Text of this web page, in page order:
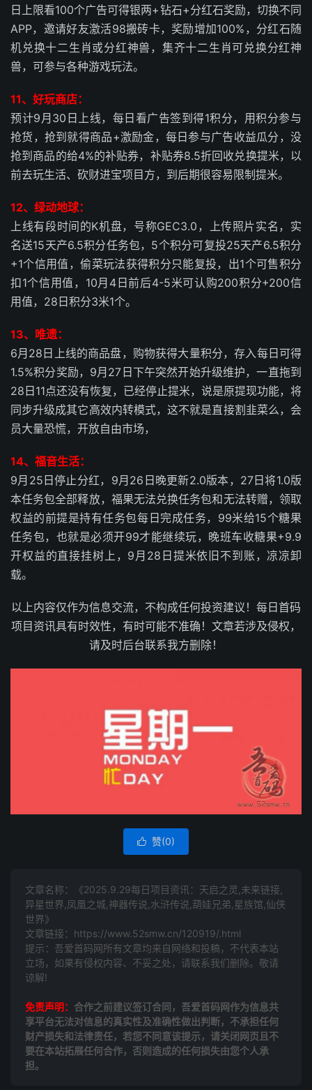
日上限看100个广告可得银两+钻石+分红石奖励，切换不同
APP，邀请好友激活98搬砖卡，奖励增加100%，分红石随
机兑换十二生肖或分红神兽，集齐十二生肖可兑换分红神
兽，可参与各种游戏玩法。
11、好玩商店：
预计9月30日上线，每日看广告签到得1积分，用积分参与
抢货，抢到就得商品+激励金，每日参与广告收益瓜分，没
抢到商品的给4%的补贴券，补贴券8.5折回收兑换提米，以
前去玩生活、砍财进宝项目方，到后期很容易限制提米。
12、绿动地球：
上线有段时间的K机盘，号称GEC3.0，上传照片实名，实
名送15天产6.5积分任务包，5个积分可复投25天产6.5积分
+1个信用值，偷菜玩法获得积分只能复投，出1个可售积分
扣1个信用值，10月4日前后4-5米可认购200积分+200信
用值，28日积分3米1个。
13、唯遗：
6月28日上线的商品盘，购物获得大量积分，存入每日可得
1.5%积分奖励，9月27日下午突然开始升级维护，一直拖到
28日11点还没有恢复，已经停止提米，说是原提现功能，将
同步升级成其它高效内转模式，这不就是直接割韭菜么，会
员大量恐慌，开放自由市场，
14、福音生活：
9月25日停止分红，9月26日晚更新2.0版本，27日将1.0版
本任务包全部释放，福果无法兑换任务包和无法转赠，领取
权益的前提是持有任务包每日完成任务，99米给15个糖果
任务包，也就是必须开99才能继续玩，晚班车收糖果+9.9
开权益的直接挂树上，9月28日提米依旧不到账，凉凉卸
载。
以上内容仅作为信息交流，不构成任何投资建议！每日首码
项目资讯具有时效性，有时可能不准确！文章若涉及侵权，
请及时后台联系我方删除！
 赞(0)
文章名称：《2025.9.29每日项目资讯：天启之灵,未来链接,
异星世界,凤凰之城,神器传说,水浒传说,葫娃兄弟,星族馆,仙侠
世界》
文章链接： https://www.52smw.cn/120919/.html
提示：吾爱首码网所有文章均来自网络和投稿，不代表本站
立场，如果有侵权内容、不妥之处，请联系我们删除。敬请
谅解!
免责声明： 合作之前建议签订合同，吾爱首码网作为信息共
享平台无法对信息的真实性及准确性做出判断，不承担任何
财产损失和法律责任，若您不同意该提示，请关闭网页且不
要在本站拓展任何合作，否则造成的任何损失由您个人承
担。